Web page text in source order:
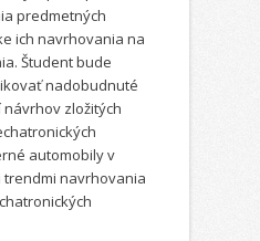
predmetných
ich navrhovania na
Študent bude
nadobudnuté
zložitých
automobily v
trendmi navrhovania